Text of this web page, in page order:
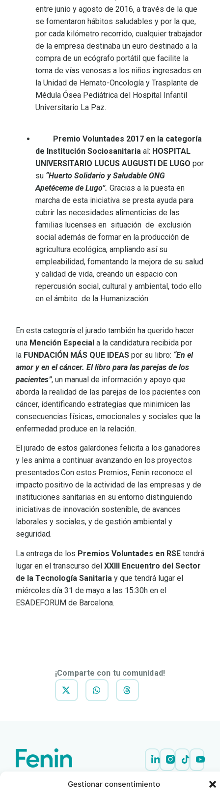
Gestionar consentimiento
entre junio y agosto de 2016, a través de la que
se fomentaron hábitos saludables y por la que,
por cada kilómetro recorrido, cualquier trabajador
de la empresa destinaba un euro destinado a la
compra de un ecógrafo portátil que facilite la
toma de vías venosas a los niños ingresados en
la Unidad de Hemato-Oncología y Trasplante de
Médula Ósea Pediátrica del Hospital Infantil
Universitario La Paz.
Premio Voluntades 2017 en la categoría
de Institución Sociosanitaria al: HOSPITAL
UNIVERSITARIO LUCUS AUGUSTI DE LUGO por
su “Huerto Solidario y Saludable ONG
Apetéceme de Lugo”. Gracias a la puesta en
marcha de esta iniciativa se presta ayuda para
cubrir las necesidades alimenticias de las
familias lucenses en situación de exclusión
social además de formar en la producción de
agricultura ecológica, ampliando así su
empleabilidad, fomentando la mejora de su salud
y calidad de vida, creando un espacio con
repercusión social, cultural y ambiental, todo ello
en el ámbito de la Humanización.
En esta categoría el jurado también ha querido hacer
una Mención Especial a la candidatura recibida por
la FUNDACIÓN MÁS QUE IDEAS por su libro: “En el
amor y en el cáncer. El libro para las parejas de los
pacientes”, un manual de información y apoyo que
aborda la realidad de las parejas de los pacientes con
cáncer, identificando estrategias que minimicen las
consecuencias físicas, emocionales y sociales que la
enfermedad produce en la relación.
El jurado de estos galardones felicita a los ganadores
y les anima a continuar avanzando en los proyectos
presentados.Con estos Premios, Fenin reconoce el
impacto positivo de la actividad de las empresas y de
instituciones sanitarias en su entorno distinguiendo
iniciativas de innovación sostenible, de avances
laborales y sociales, y de gestión ambiental y
seguridad.
La entrega de los Premios Voluntades en RSE tendrá
lugar en el transcurso del XXIII Encuentro del Sector
de la Tecnología Sanitaria y que tendrá lugar el
miércoles día 31 de mayo a las 15:30h en el
ESADEFORUM de Barcelona.
¡Comparte con tu comunidad!
info@fenin.es
Travesera de Gracia, 56 -